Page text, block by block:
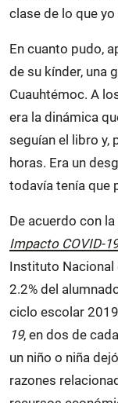
clase de lo que
En cuanto pudo,
de su kínder, una
Cuauhtémoc. A
era la dinámica
seguían el libro y,
horas. Era un
todavía tenía que
De acuerdo con la
Impacto COVID-
Instituto Nacional
2.2% del
ciclo escolar
19, en dos de
un niño o niña
razones